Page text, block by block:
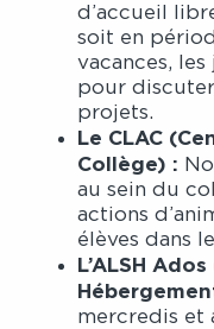
d’accueil
soit en
vacances,
pour
projets.
Le CLAC
Collège) :
au sein du
actions
élèves dans
L’ALSH
mercredis et